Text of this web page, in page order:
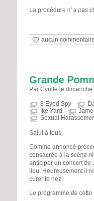
La procédure n' a pas
aucun commentaire
Grande
Par Cyrille le
8 Eyed Spy
Ike Yard
Sexual
Salut à tous,
Comme annoncé
consacrée à la scène
anticiper un concert de
lieu. Heureusement il
curer le nez.
Le programme de